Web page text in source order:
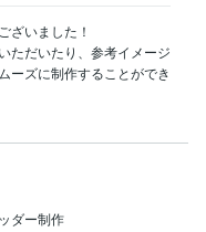
ざいました！
ただいたり、参考イメージ
ーズに制作することができ
ダー制作